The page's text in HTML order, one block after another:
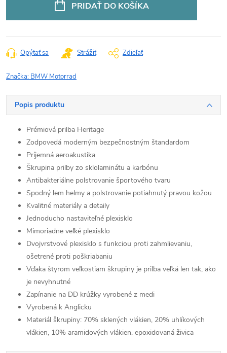
PRIDAŤ DO KOŠÍKA
Opýtať sa Strážiť Zdieľať
Značka: BMW Motorrad
Popis produktu
Prémiová prilba Heritage
Zodpovedá moderným bezpečnostným štandardom
Príjemná aeroakustika
Škrupina prilby zo sklolaminátu a karbónu
Antibakteriálne polstrovanie športového tvaru
Spodný lem helmy a polstrovanie potiahnutý pravou kožou
Kvalitné materiály a detaily
Jednoducho nastaviteľné plexisklo
Mimoriadne veľké plexisklo
Dvojvrstvové plexisklo s funkciou proti zahmlievaniu,
ošetrené proti poškriabaniu
Vďaka štyrom veľkostiam škrupiny je prilba veľká len tak, ako
je nevyhnutné
Zapínanie na DD krúžky vyrobené z medi
Vyrobená k Anglicku
Materiál škrupiny: 70% sklených vlákien, 20% uhlíkových
vlákien, 10% aramidových vlákien, epoxidovaná živica